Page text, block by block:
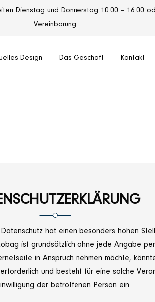
Dienstag und Donnerstag 10.00 – 16.00
Vereinbarung
Design Das Geschäft Kontakt
hat einen besonders hohen
ist grundsätzlich ohne jede Angabe
in Anspruch nehmen möchte,
und besteht für eine solche
der betroffenen Person ein.